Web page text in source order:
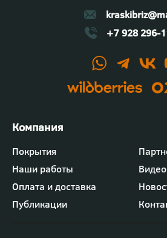
+7 928 296-
Футер
-
меню
"Компания"
Покрытия
Наши работы
Видео
Оплата и доставка
Публикации